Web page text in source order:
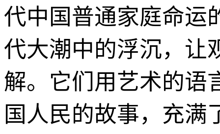
代中国普通家庭命运
代大潮中的浮沉，让
解。它们用艺术的语
国人民的故事，充满